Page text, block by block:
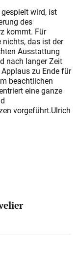
wird, ist
des
kommt. Für
das ist der
Ausstattung
nach langer Zeit
zu Ende für
beachtlichen
eine ganze
vorgeführt.Ulrich